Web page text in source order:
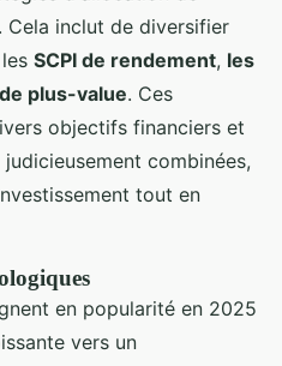
Cela inclut de diversifier
SCPI de rendement, les
plus-value. Ces
objectifs financiers et
combinées,
tout en
en popularité en 2025
vers un